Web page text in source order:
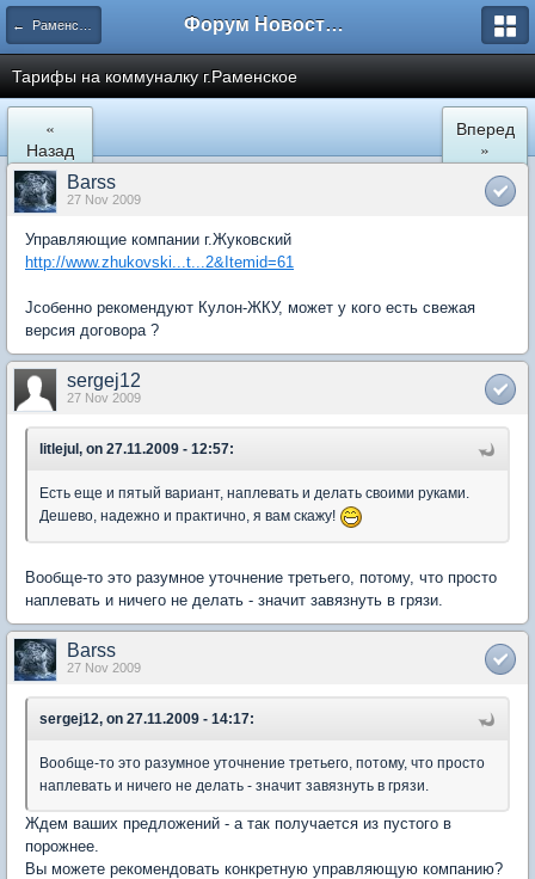
← Раменское Форум Новостройки
Тарифы на коммуналку г.Раменское
«
Назад
Вперед
»
Barss
27 Nov 2009
Управляющие компании г.Жуковский
http://www.zhukovski...t...2&Itemid=61
Jсобенно рекомендуют Кулон-ЖКУ, может у кого есть свежая
версия договора ?
sergej12
27 Nov 2009
litlejul, on 27.11.2009 - 12:57:
Есть еще и пятый вариант, наплевать и делать своими руками.
Дешево, надежно и практично, я вам скажу!
Вообще-то это разумное уточнение третьего, потому, что просто
наплевать и ничего не делать - значит завязнуть в грязи.
Barss
27 Nov 2009
sergej12, on 27.11.2009 - 14:17:
Вообще-то это разумное уточнение третьего, потому, что просто
наплевать и ничего не делать - значит завязнуть в грязи.
Ждем ваших предложений - а так получается из пустого в
порожнее.
Вы можете рекомендовать конкретную управляющую компанию?